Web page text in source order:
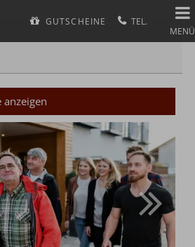
GUTSCHEINE
MENÜ
€ 105,--
Altötting
anzeigen